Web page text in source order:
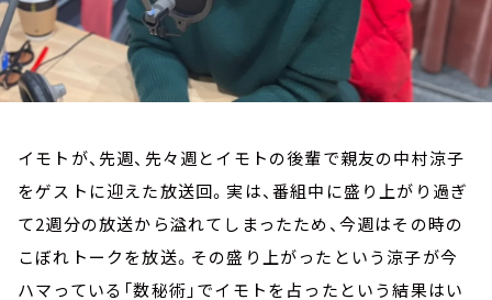
イモトが、先週、先々週とイモトの後輩で親友の中村涼子
をゲストに迎えた放送回。実は、番組中に盛り上がり過ぎ
て2週分の放送から溢れてしまったため、今週はその時の
こぼれトークを放送。その盛り上がったという涼子が今
ハマっている「数秘術」でイモトを占ったという結果はい